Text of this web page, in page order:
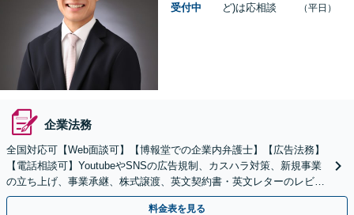
受付中
ど)は応相談
（平日）
企業法務
全国対応可【Web面談可】【博報堂での企業内弁護士】【広告法務】
【電話相談可】YoutubeやSNSの広告規制、カスハラ対策、新規事業
の立ち上げ、事業承継、株式譲渡、英文契約書・英文レターのレビュ
ー・ドラフトなどに対応。
料金表を見る